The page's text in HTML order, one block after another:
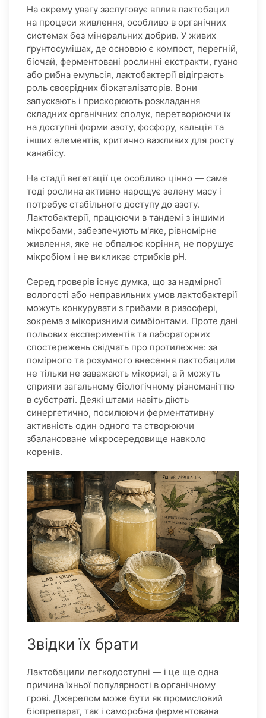
На окрему увагу заслуговує вплив лактобацил
на процеси живлення, особливо в органічних
системах без мінеральних добрив. У живих
ґрунтосумішах, де основою є компост, перегній,
біочай, ферментовані рослинні екстракти, гуано
або рибна емульсія, лактобактерії відіграють
роль своєрідних біокаталізаторів. Вони
запускають і прискорюють розкладання
складних органічних сполук, перетворюючи їх
на доступні форми азоту, фосфору, кальція та
інших елементів, критично важливих для росту
канабісу.
На стадії вегетації це особливо цінно — саме
тоді рослина активно нарощує зелену масу і
потребує стабільного доступу до азоту.
Лактобактерії, працюючи в тандемі з іншими
мікробами, забезпечують м'яке, рівномірне
живлення, яке не обпалює коріння, не порушує
мікробіом і не викликає стрибків pH.
Серед гроверів існує думка, що за надмірної
вологості або неправильних умов лактобактерії
можуть конкурувати з грибами в ризосфері,
зокрема з мікоризними симбіонтами. Проте дані
польових експериментів та лабораторних
спостережень свідчать про протилежне: за
помірного та розумного внесення лактобацили
не тільки не заважають мікоризі, а й можуть
сприяти загальному біологічному різноманіттю
в субстраті. Деякі штами навіть діють
синергетично, посилюючи ферментативну
активність один одного та створюючи
збалансоване мікросередовище навколо
коренів.
Звідки їх брати
Лактобацили легкодоступні — і це ще одна
причина їхньої популярності в органічному
грові. Джерелом може бути як промисловий
біопрепарат, так і саморобна ферментована